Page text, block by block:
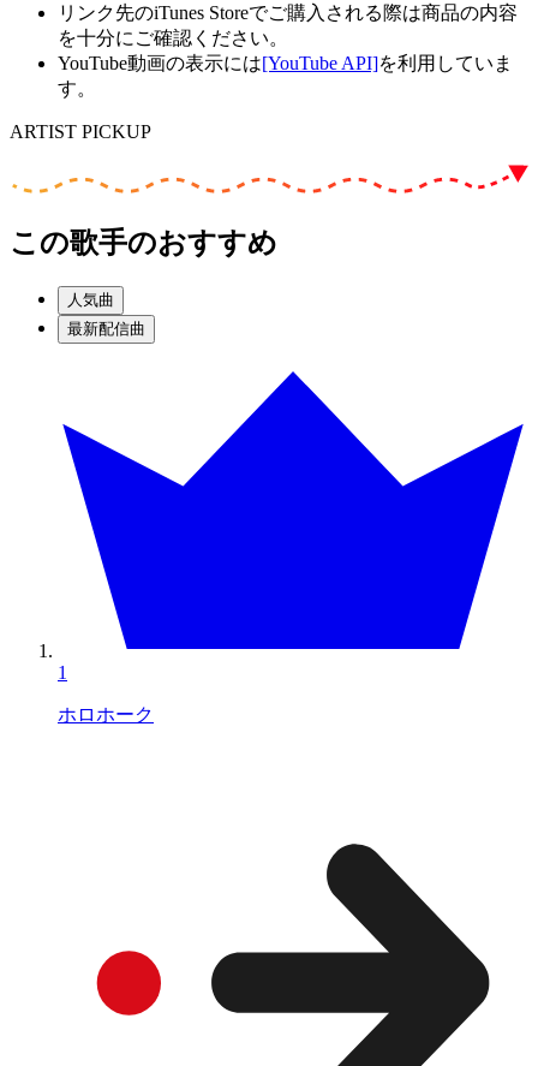
リンク先のiTunes Storeでご購入される際は商品の内容
を十分にご確認ください。
YouTube動画の表示には[YouTube API]を利用していま
す。
ARTIST PICKUP
この歌手のおすすめ
人気曲
最新配信曲
1
ホロホーク